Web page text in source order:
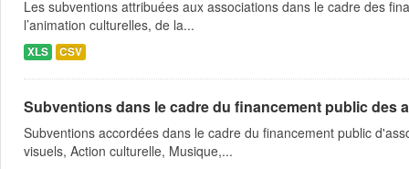
Les subventions attribuées aux associations dans le cadre des
l’animation culturelles, de la...
XLS CSV
Subventions dans le cadre du financement public des
Subventions accordées dans le cadre du financement public
visuels, Action culturelle, Musique,...